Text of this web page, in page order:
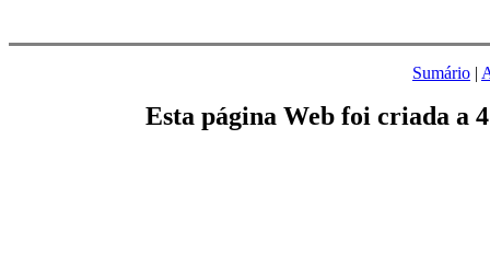
Sumário |
Esta página Web foi criada a